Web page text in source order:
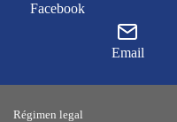
Facebook
Email
Régimen legal